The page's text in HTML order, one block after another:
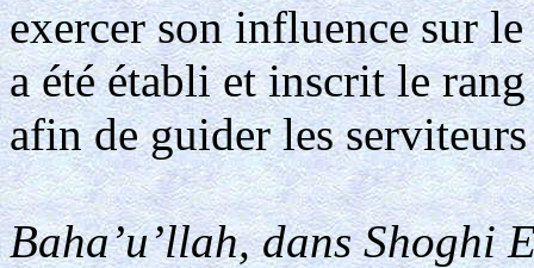
exercer son influence sur
a été établi et inscrit le
afin de guider les
Baha’u’llah, dans Shoghi